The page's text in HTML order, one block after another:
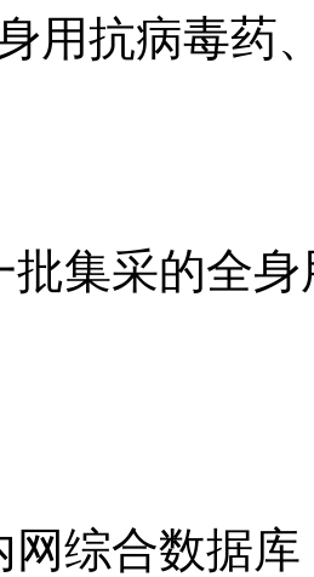
用抗病毒药
批集采的全
网综合数据库